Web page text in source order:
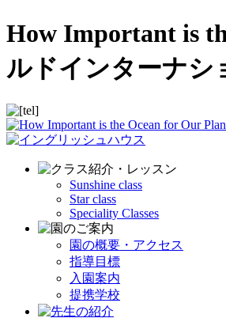
How Important is
ルドインターナシ
Sunshine class
Star class
Speciality Classes
園の概要・アクセス
指導目標
入園案内
提携学校